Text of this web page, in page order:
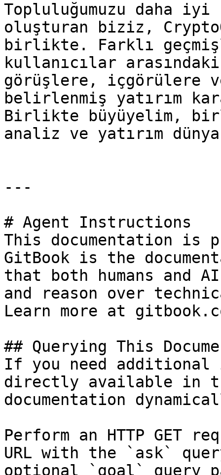
Topluluğumuzu daha
oluşturan biziz,
birlikte. Farklı
kullanıcılar
görüşlere, içgörülere
belirlenmiş yatırım
Birlikte büyüyelim,
analiz ve yatırım
---
# Agent Instructions
This documentation is
GitBook is the
that both humans and
and reason over
Learn more at
## Querying This
If you need
directly available in
documentation
Perform an HTTP GET
URL with the `ask`
optional `goal` query